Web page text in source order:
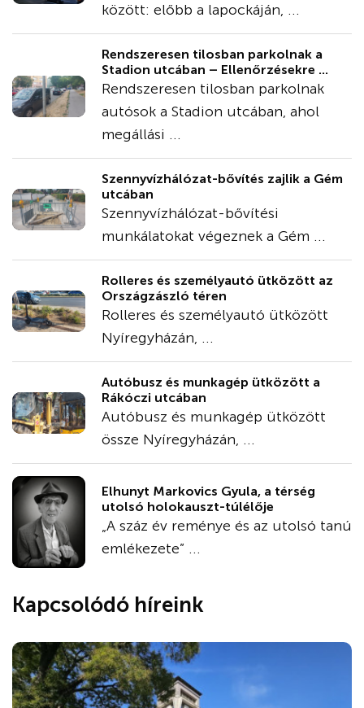
között: előbb a lapockáján, ...
Rendszeresen tilosban parkolnak a
Stadion utcában – Ellenőrzésekre ...
Rendszeresen tilosban parkolnak
autósok a Stadion utcában, ahol
megállási ...
Szennyvízhálózat-bővítés zajlik a Gém
utcában
Szennyvízhálózat-bővítési
munkálatokat végeznek a Gém ...
Rolleres és személyautó ütközött az
Országzászló téren
Rolleres és személyautó ütközött
Nyíregyházán, ...
Autóbusz és munkagép ütközött a
Rákóczi utcában
Autóbusz és munkagép ütközött
össze Nyíregyházán, ...
Elhunyt Markovics Gyula, a térség
utolsó holokauszt-túlélője
„A száz év reménye és az utolsó tanú
emlékezete” ...
Kapcsolódó híreink